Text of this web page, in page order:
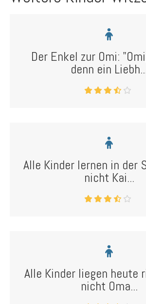
Der Enkel zur Omi:
denn ein
Alle Kinder lernen in der
nicht Kai...
Alle Kinder liegen heute
nicht Oma...